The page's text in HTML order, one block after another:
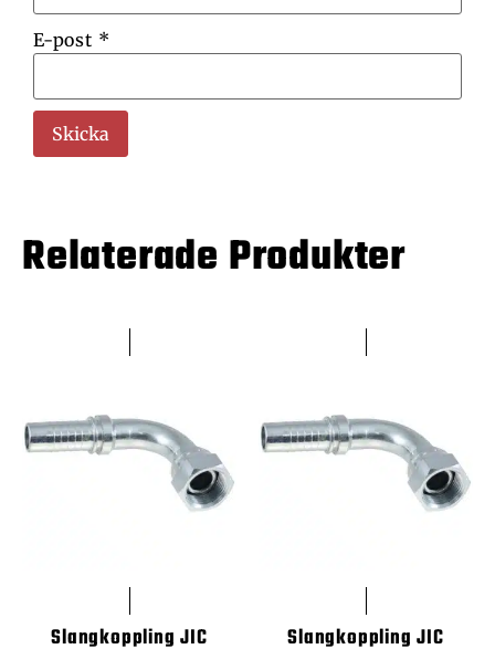
E-post *
Relaterade Produkter
Slangkoppling JIC
Slangkoppling JIC